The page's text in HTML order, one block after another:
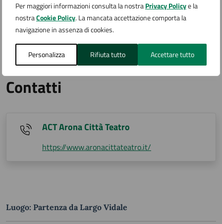
Per maggiori informazioni consulta la nostraPrivacy Policye la
nostraCookie Policy. La mancata accettazione comporta la
navigazione in assenza di cookies.
Personalizza Rifiuta tutto Accettare tutto
Ingresso gratuito
Contatti
ACT Arona Città Teatro
https://www.aronacittateatro.it/
Luogo: Partenza da Largo Vidale